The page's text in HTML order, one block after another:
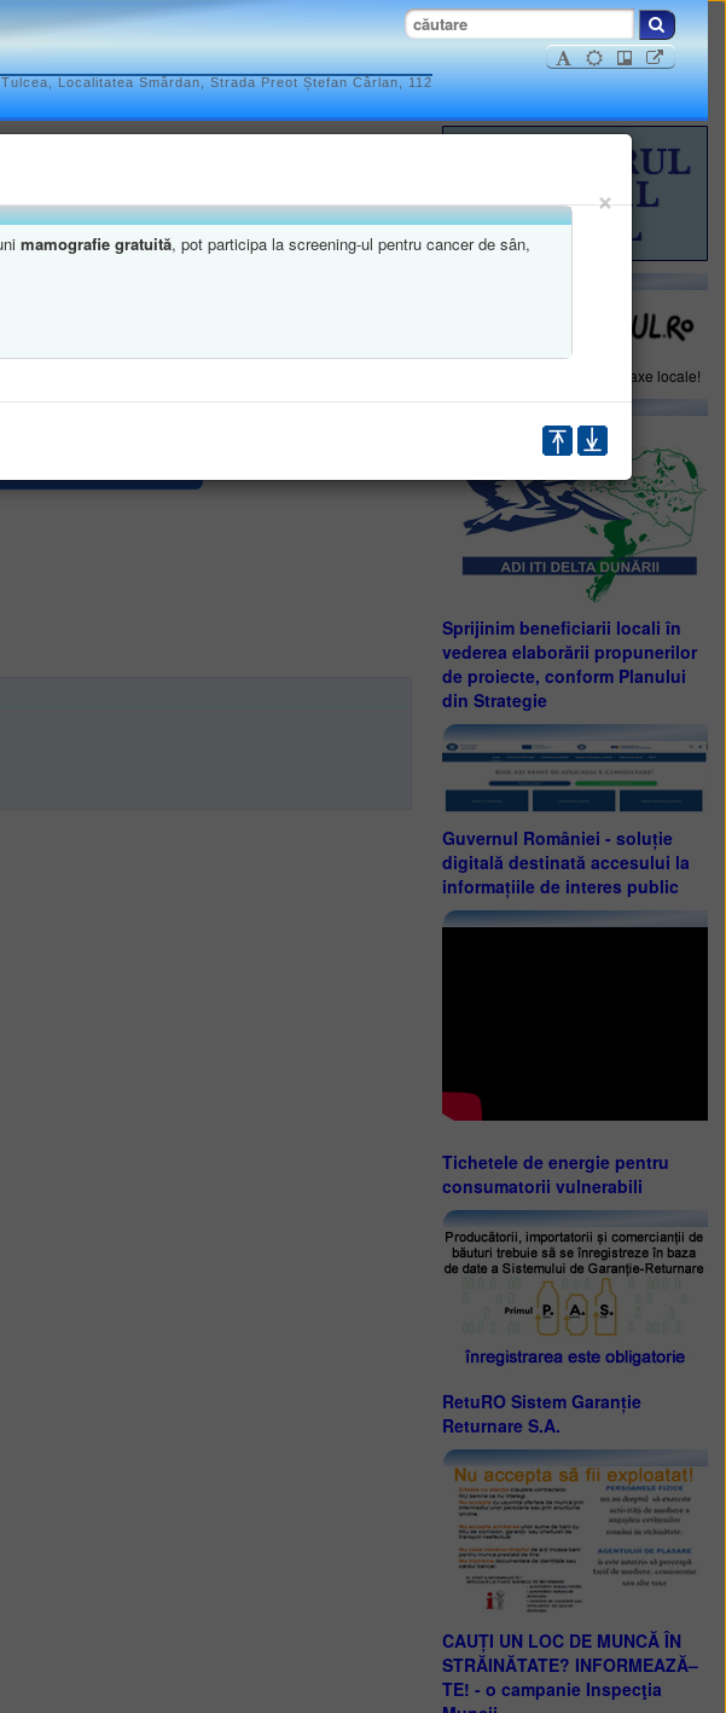
Localitatea Smârdan, Strada Preot Ștefan Cârlan, 112
PROCEDURILE ADMINISTRATIVE
DOCUMENTE ȘI INFORMAȚII FINANCIARE
Plăteşte online impozite şi taxe locale!
Sprijinim beneficiarii locali în
vederea elaborării propunerilor
de proiecte, conform Planului
din Strategie
Guvernul României - soluție
digitală destinată accesului la
informațiile de interes public
Tichetele de energie pentru
consumatorii vulnerabili
RetuRO Sistem Garanție
Returnare S.A.
CAUȚI UN LOC DE MUNCĂ ÎN
STRĂINĂTATE? INFORMEAZĂ–
TE! - o campanie Inspecţia
×
mamografie gratuită, pot participa la screening-ul pentru cancer de sân,